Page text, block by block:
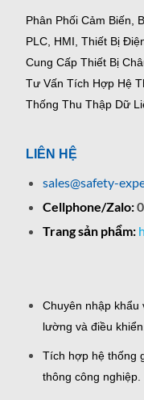
Phân Phối Cảm Biến,
PLC, HMI, Thiết Bị
Cung Cấp Thiết Bị
Tư Vấn Tích Hợp Hệ
Thống Thu Thập Dữ
LIÊN HỆ
sales@safety-
Cellphone/Zalo:
Trang sản phẩm:
Chuyên nhập khẩu
lường và điều
Tích hợp hệ thống
thông công nghiệp.